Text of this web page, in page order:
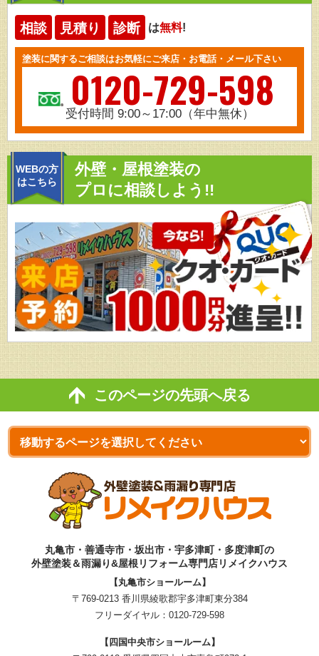
相談 見積り 診断 は無料!
塗装に関するご相談はお気軽にご来店・お電話・メール下さい
0120-729-598
受付時間 9:00～17:00（年中無休）
WEBの方
はこちら
外壁・屋根塗装の
プロに相談しよう!!
このページの先頭へ戻る
丸亀市・善通寺市・坂出市・宇多津町・多度津町の
外壁塗装＆雨漏り&屋根リフォーム専門店リメイクハウス
【丸亀市ショールーム】
〒769-0213 香川県綾歌郡宇多津町東分384
フリーダイヤル： 0120-729-598
【四国中央市ショールーム】